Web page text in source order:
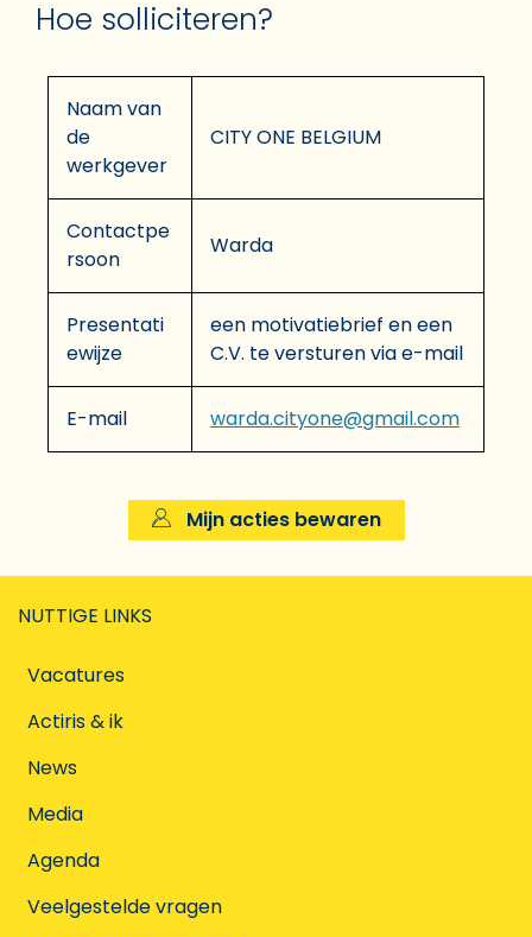
Hoe solliciteren?
Naam van
de
werkgever
CITY ONE BELGIUM
Contactpe
rsoon
Warda
Presentati
ewijze
een motivatiebrief en een
C.V. te versturen via e-mail
E-mail warda.cityone@gmail.com
Mijn acties bewaren
NUTTIGE LINKS
Vacatures
Actiris & ik
News
Media
Agenda
Veelgestelde vragen